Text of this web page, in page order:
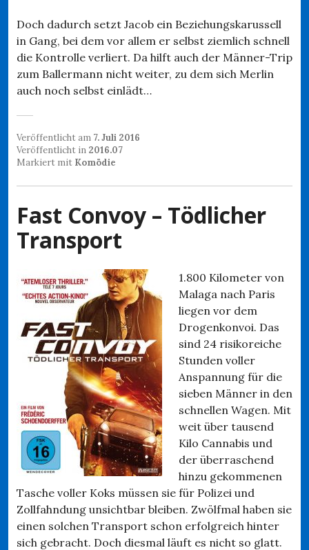
Doch dadurch setzt Jacob ein Beziehungskarussell
in Gang, bei dem vor allem er selbst ziemlich schnell
die Kontrolle verliert. Da hilft auch der Männer-Trip
zum Ballermann nicht weiter, zu dem sich Merlin
auch noch selbst einlädt…
Veröffentlicht am 7. Juli 2016
Veröffentlicht in 2016.07
Markiert mit Komödie
Fast Convoy – Tödlicher
Transport
1.800 Kilometer von
Malaga nach Paris
liegen vor dem
Drogenkonvoi. Das
sind 24 risikoreiche
Stunden voller
Anspannung für die
sieben Männer in den
schnellen Wagen. Mit
weit über tausend
Kilo Cannabis und
der überraschend
hinzu gekommenen
Tasche voller Koks müssen sie für Polizei und
Zollfahndung unsichtbar bleiben. Zwölfmal haben sie
einen solchen Transport schon erfolgreich hinter
sich gebracht. Doch diesmal läuft es nicht so glatt.